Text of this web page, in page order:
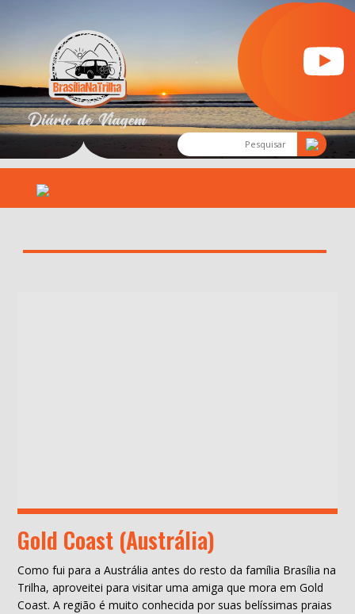
Gold Coast (Austrália)
Como fui para a Austrália antes do resto da família Brasília na
Trilha, aproveitei para visitar uma amiga que mora em Gold
Coast. A região é muito conhecida por suas belíssimas praias